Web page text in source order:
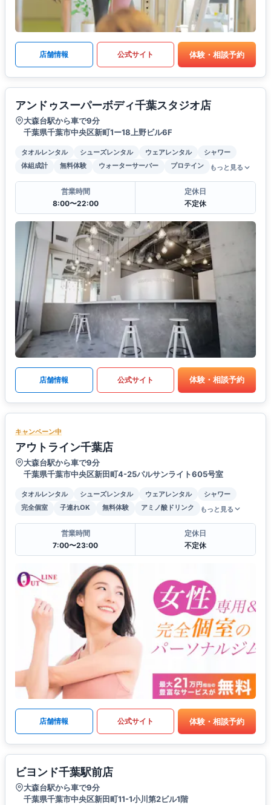
店舗情報 公式サイト 体験・相談予約
アンドゥスーパーボディ千葉スタジオ店
大森台駅から車で9分
千葉県千葉市中央区新町1ー18上野ビル6F
タオルレンタル シューズレンタル ウェアレンタル
シャワー
体組成計
無料体験 ウォーターサーバー プロテイン もっと見る
営業時間
8:00〜22:00
定休日
不定休
店舗情報 公式サイト 体験・相談予約
キャンペーン中
アウトライン千葉店
大森台駅から車で9分
千葉県千葉市中央区新田町4-25パルサンライト605号室
タオルレンタル シューズレンタル ウェアレンタル
シャワー
完全個室
子連れOK 無料体験 アミノ酸ドリンク もっと見る
営業時間
7:00〜23:00
定休日
不定休
店舗情報 公式サイト 体験・相談予約
ビヨンド千葉駅前店
大森台駅から車で9分
千葉県千葉市中央区新田町11-1小川第2ビル1階